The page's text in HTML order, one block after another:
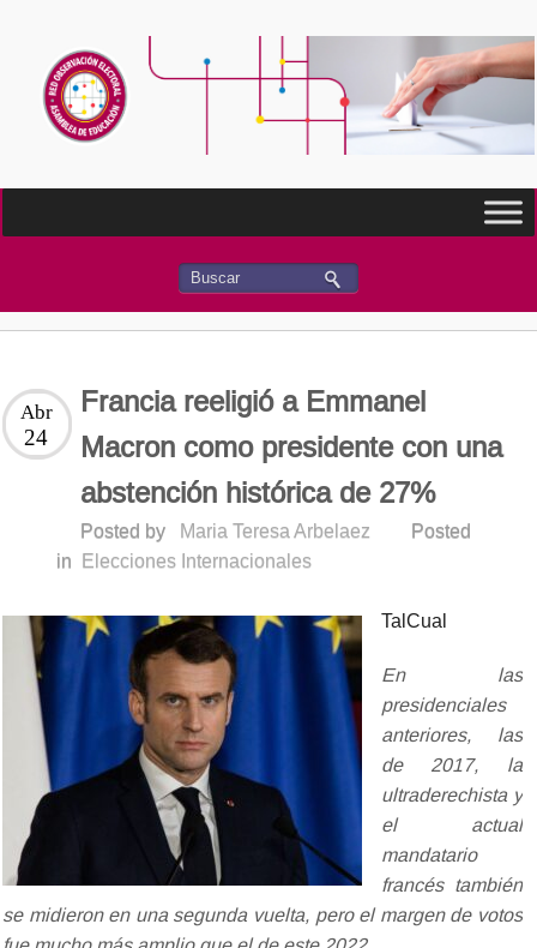
Francia reeligió a Emmanel
Macron como presidente con una
abstención histórica de 27%
Abr
24
Posted by Maria Teresa Arbelaez
Posted
in
Elecciones Internacionales
TalCual
En las
presidenciales
anteriores, las
de 2017, la
ultraderechista y
el actual
mandatario
francés también
se midieron en una segunda vuelta, pero el margen de votos